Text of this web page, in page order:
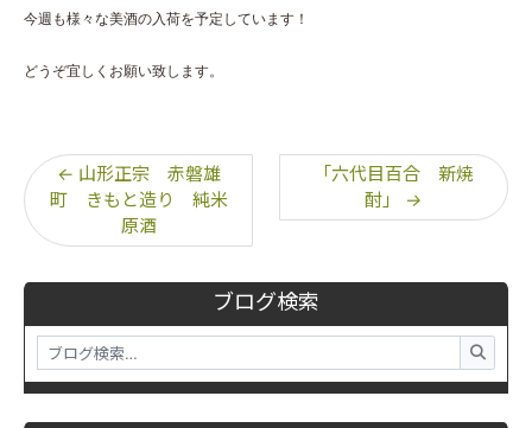
ブログ検索
今週も様々な美酒の入荷を予定しています！
どうぞ宜しくお願い致します。
← 山形正宗 赤磐雄
町 きもと造り 純米
原酒
「六代目百合 新焼
酎」 →